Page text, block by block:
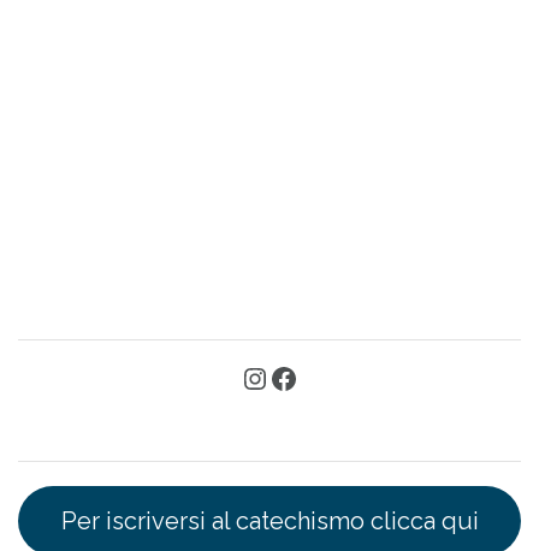
Per iscriversi al catechismo clicca qui